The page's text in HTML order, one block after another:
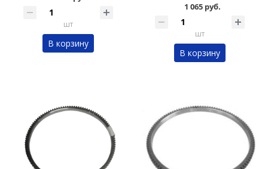
шт
В корзину
1 065 руб.
шт
В корзину